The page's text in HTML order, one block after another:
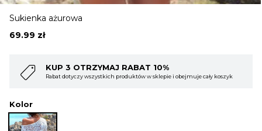
OKRYCIA WIERZCHNIE
Sukienka ażurowa
69.99 zł
cały koszyk
KUP 4 OTRZYMAJ RABAT 15%
Rabat dotyczy wszystkich produktów w sklepie i obejmuje
Kolor